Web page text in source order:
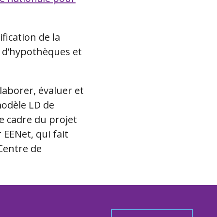
de la
et
évaluer et
LD de
cadre du projet
qui fait
de